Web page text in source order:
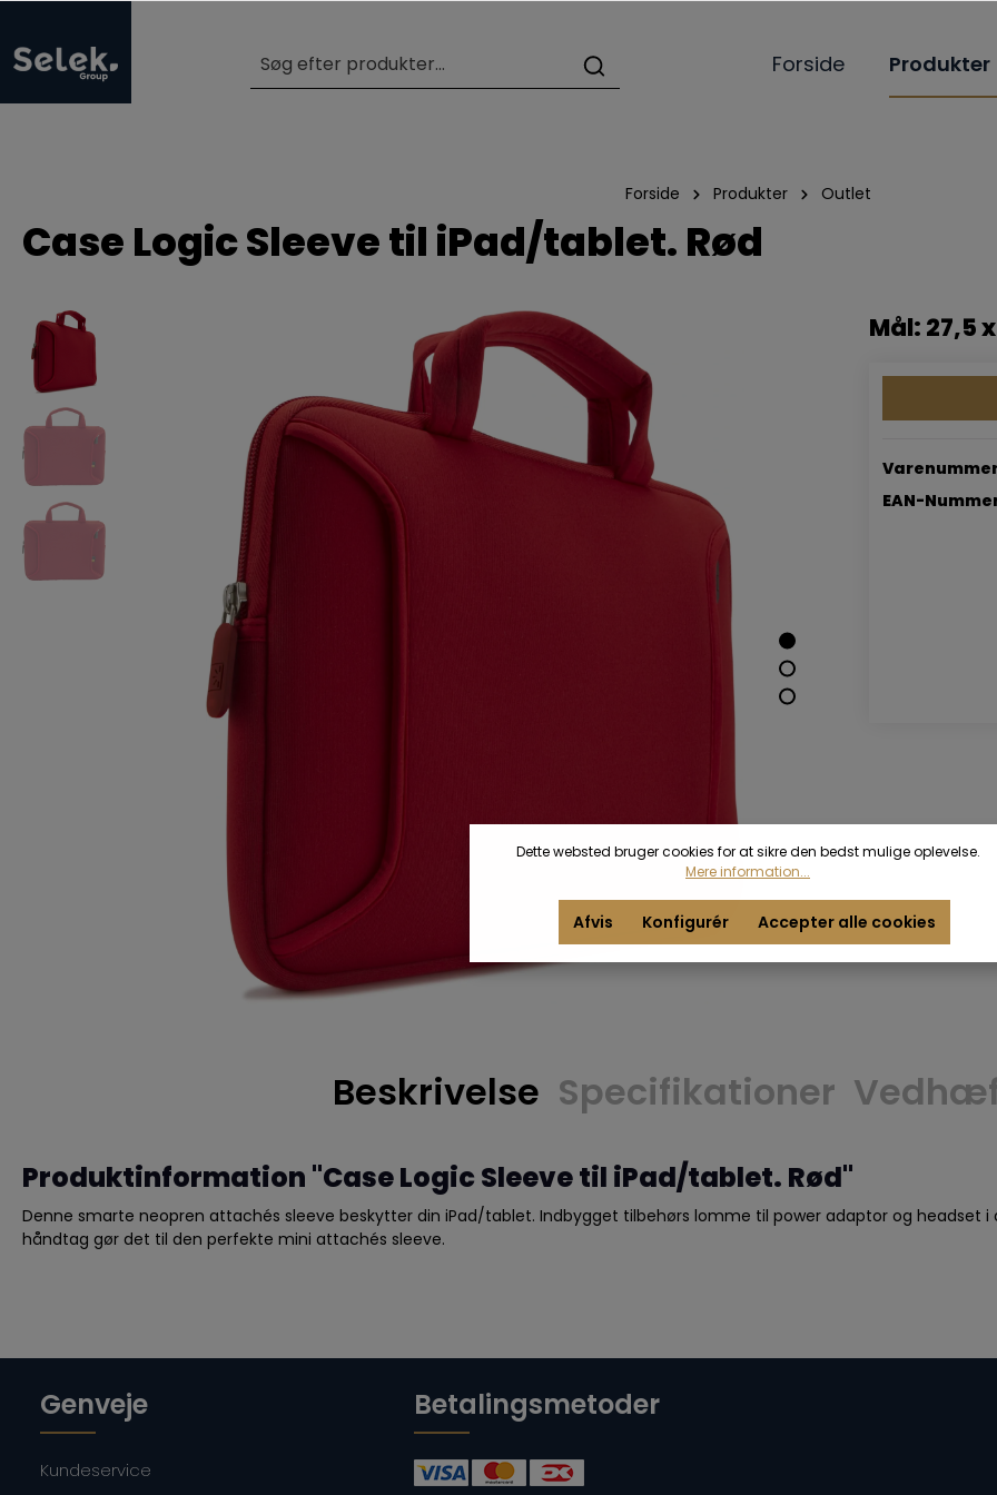
Forside Produkter
Forside Produkter Outlet
Case Logic Sleeve til iPad/tablet. Rød
Mål: 27,5
EAN-
Beskrivelse Specifikationer
Produktinformation "Case Logic Sleeve til iPad/tablet. Rød"
Denne smarte neopren attachés sleeve beskytter din iPad/tablet. Indbygget tilbehørs lomme til power adaptor og headset i
håndtag gør det til den perfekte mini attachés sleeve.
Genveje
Kundeservice
Betalingsmetoder
Dette websted bruger cookies for at sikre den bedst mulige oplevelse.
Mere information...
Afvis Konfigurér Accepter alle cookies